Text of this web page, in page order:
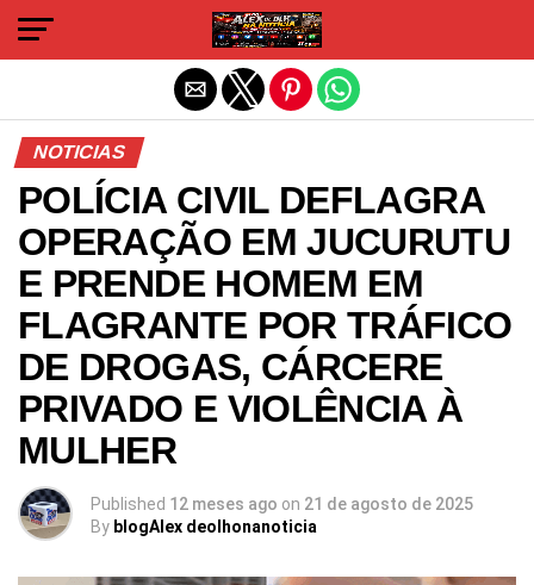
NOTICIAS
POLÍCIA CIVIL DEFLAGRA
OPERAÇÃO EM JUCURUTU
E PRENDE HOMEM EM
FLAGRANTE POR TRÁFICO
DE DROGAS, CÁRCERE
PRIVADO E VIOLÊNCIA À
MULHER
Published 12 meses ago on 21 de agosto de 2025
By blogAlex deolhonanoticia
Sair da versão mobile